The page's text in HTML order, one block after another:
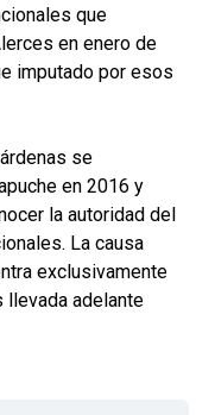
que
en enero de
imputado por esos
se
en 2016 y
la autoridad del
La causa
exclusivamente
llevada adelante